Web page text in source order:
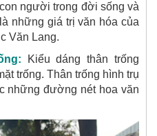
người trong đời sống và
những giá trị văn hóa của
Văn Lang.
Kiểu dáng thân trống
trống. Thân trống hình trụ
những đường nét hoa văn